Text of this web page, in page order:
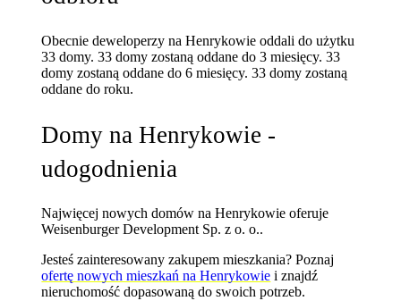
Obecnie deweloperzy na Henrykowie oddali do użytku
33 domy.33 domy zostaną oddane do 3 miesięcy.33
domy zostaną oddane do 6 miesięcy.33 domy zostaną
oddane do roku.
Domy na Henrykowie -
udogodnienia
Najwięcej nowych domów na Henrykowie oferuje
Weisenburger Development Sp. z o. o..
Jesteś zainteresowany zakupem mieszkania? Poznaj
ofertę nowych mieszkań na Henrykowie i znajdź
nieruchomość dopasowaną do swoich potrzeb.